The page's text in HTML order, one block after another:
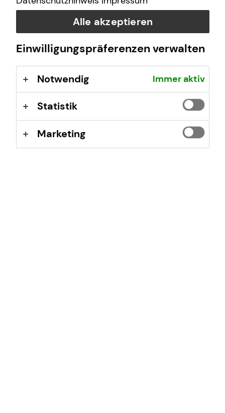
Deine Vorteile mit mytecis:
Sieh deine Konten, Depots und Versicherungen an
einem Ort
Verträge und Dokumente digital verwalten
oder Versicherungsverträge jederzeit einsehen
Direkter Kontakt
Stelle mir Terminanfragen oder sende Nachrichten
Alle akzeptieren
Einwilligungspräferenzen verwalten
Notwendig Immer aktiv
Statistik
Marketing